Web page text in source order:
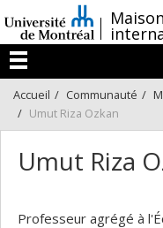
au
contenu
/
Menu
Accueil Communauté
Umut Riza Ozkan
Umut Riza
Professeur agrégé à